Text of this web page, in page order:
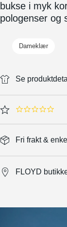
bukse i myk
pologenser og
Dameklær
Se
0.0 star rating
Fri frakt &
FLOYD